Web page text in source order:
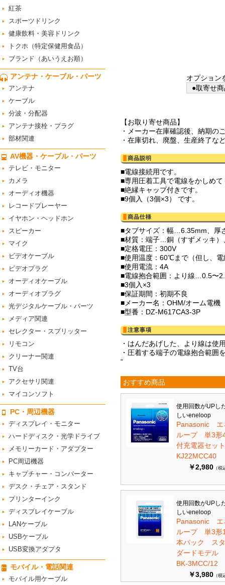
紅茶
スポーツドリンク
健康飲料・美容ドリンク
トクホ（特定保健用食品）
ブランド（あいうえお順）
アンテナ・ケーブル・パーツ
アンテナ
ケーブル
分波・分配器
アンテナ接栓・プラグ
部材関連
AV機器・ケーブル・パーツ
テレビ・モニター
カメラ
オーディオ機器
レコードプレーヤー
イヤホン・ヘッドホン
スピーカー
マイク
ビデオケーブル
ビデオプラグ
オーディオケーブル
オーディオプラグ
光デジタルケーブル・パーツ
メディア関連
セレクター・スプリッター
リモコン
クリーナー関連
TV台
アクセサリ関連
マイコンソフト
PC・周辺機器
ディスプレイ・モニター
ハードディスク・光学ドライブ
メモリーカード・アダプター
PC周辺機器
キャプチャー・コンバーター
デスク・チェア・スタンド
プリンターインク
ディスプレイケーブル
LANケーブル
USBケーブル
USB変換アダプタ
モバイル・電話関連
モバイル用ケーブル
オプション
●取寄せ
【お取り寄せ商品】
・メーカー在庫確認後、納期の
・在庫切れ、廃盤、生産終了な
■電線接続用です。
■専用圧着工具で電線をかしめて
■絶縁キャップ付きです。
■9個入（3個×3） です。
■タブサイズ：幅…6.35mm、厚
■材質：端子…銅（すずメッキ
■定格電圧：300V
■使用温度：60℃まで（但し、
■使用電流：4A
■電線抱合範囲：より線…0.5〜
■3個入×3
■保証期間：初期不良
■メーカー名：OHM/オーム電機
■型番：DZ-M617CA3-3P
・はんだあげした、より線は使
・圧着する端子の電線抱合範囲
“
おすすめ商品
使用回数がUPし
しいeneloop
Panasonic エ
ループ 単3形
付充電器セッ
KJ22MCC40
￥2,980 （税
使用回数がUPし
しいeneloop
Panasonic エ
ループ 単3形
本パック ス
ダードモデル
BK-3MCC/12
￥3,980 （税